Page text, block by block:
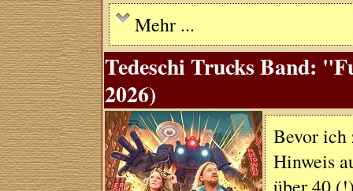
Mehr ...
Tedeschi Trucks Band:
2026)
Bevor ich
Hinweis